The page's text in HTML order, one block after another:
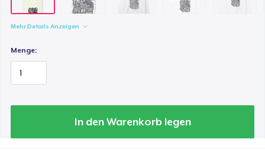
Mehr Details Anzeigen
Menge:
In den Warenkorb legen
32,99 $
Baby Premium Onesie
24,99 $